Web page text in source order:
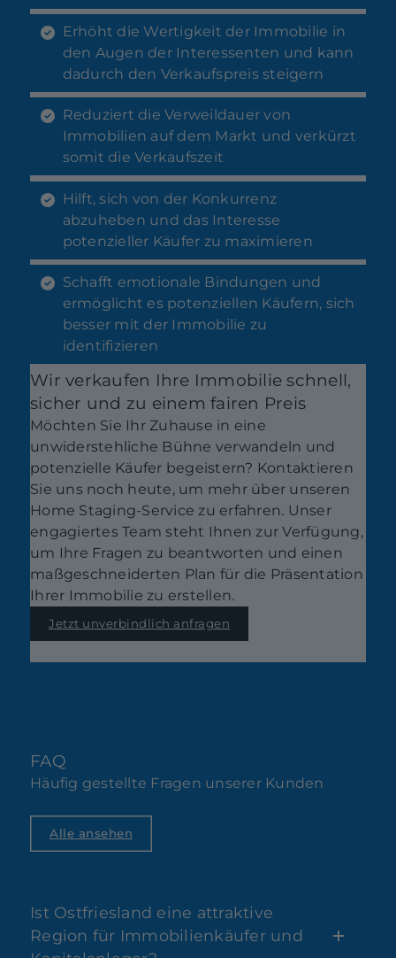
Erhöht die Wertigkeit der Immobilie in
den Augen der Interessenten und kann
dadurch den Verkaufspreis steigern
Reduziert die Verweildauer von
Immobilien auf dem Markt und verkürzt
somit die Verkaufszeit
Hilft, sich von der Konkurrenz
abzuheben und das Interesse
potenzieller Käufer zu maximieren
Schafft emotionale Bindungen und
ermöglicht es potenziellen Käufern, sich
besser mit der Immobilie zu
identifizieren
Wir verkaufen Ihre Immobilie schnell,
sicher und zu einem fairen Preis
Möchten Sie Ihr Zuhause in eine
unwiderstehliche Bühne verwandeln und
potenzielle Käufer begeistern? Kontaktieren
Sie uns noch heute, um mehr über unseren
Home Staging-Service zu erfahren. Unser
engagiertes Team steht Ihnen zur Verfügung,
um Ihre Fragen zu beantworten und einen
maßgeschneiderten Plan für die Präsentation
Ihrer Immobilie zu erstellen.
Jetzt unverbindlich anfragen
FAQ
Häufig gestellte Fragen unserer Kunden
Alle ansehen
Ist Ostfriesland eine attraktive
Region für Immobilienkäufer und